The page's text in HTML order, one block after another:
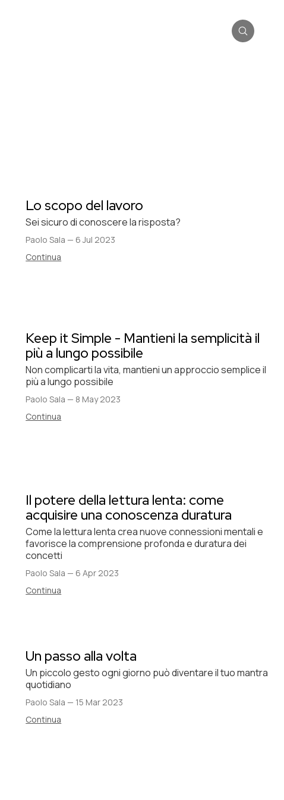
Lo scopo del lavoro
Sei sicuro di conoscere la risposta?
Paolo Sala — 6 Jul 2023
Continua
Keep it Simple - Mantieni la semplicità il
più a lungo possibile
Non complicarti la vita, mantieni un approccio semplice il
più a lungo possibile
Paolo Sala — 8 May 2023
Continua
Il potere della lettura lenta: come
acquisire una conoscenza duratura
Come la lettura lenta crea nuove connessioni mentali e
favorisce la comprensione profonda e duratura dei
concetti
Paolo Sala — 6 Apr 2023
Continua
Un passo alla volta
Un piccolo gesto ogni giorno può diventare il tuo mantra
quotidiano
Paolo Sala — 15 Mar 2023
Continua